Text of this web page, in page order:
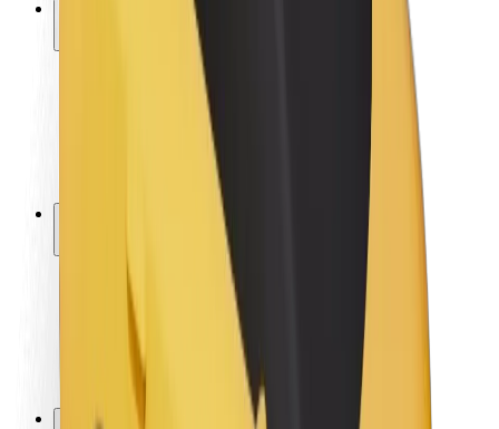
Keleivių saugumas
Vairuotojų saugumas
Paspirtukų saugumas
Saugumo laboratorija
Vietovės
Sprendimai miestams
Oro uostai
„Bolt“ įkrovimo stotelės
Pagalba